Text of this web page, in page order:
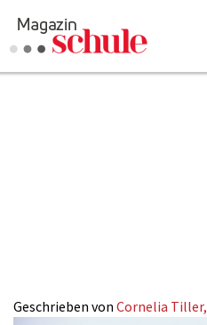
Geschrieben von Cornelia Tiller,